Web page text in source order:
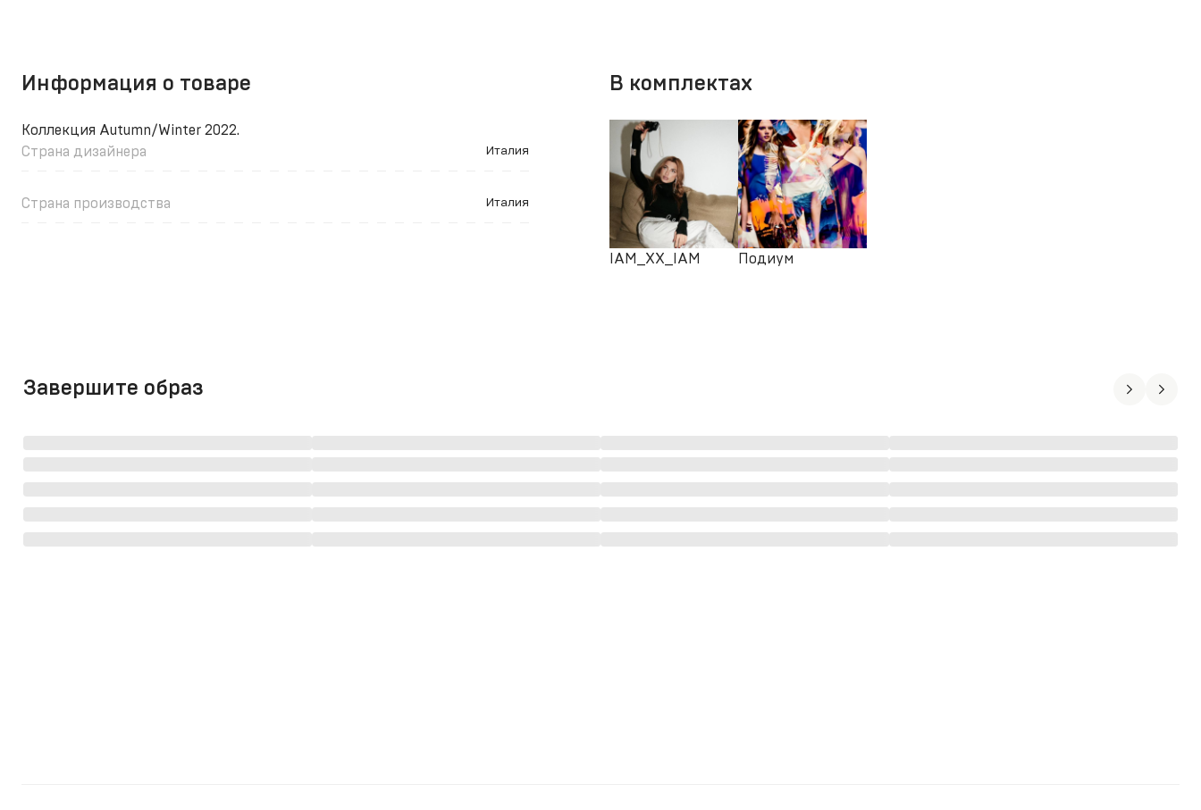
Информация о товаре
Коллекция Autumn/Winter 2022.
Страна дизайнера
Италия
Страна производства Италия
Завершите образ
В комплектах
IAM_XX_IAM Подиум